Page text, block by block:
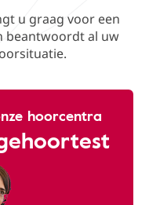
u graag voor een
beantwoordt al uw
hoorcentra